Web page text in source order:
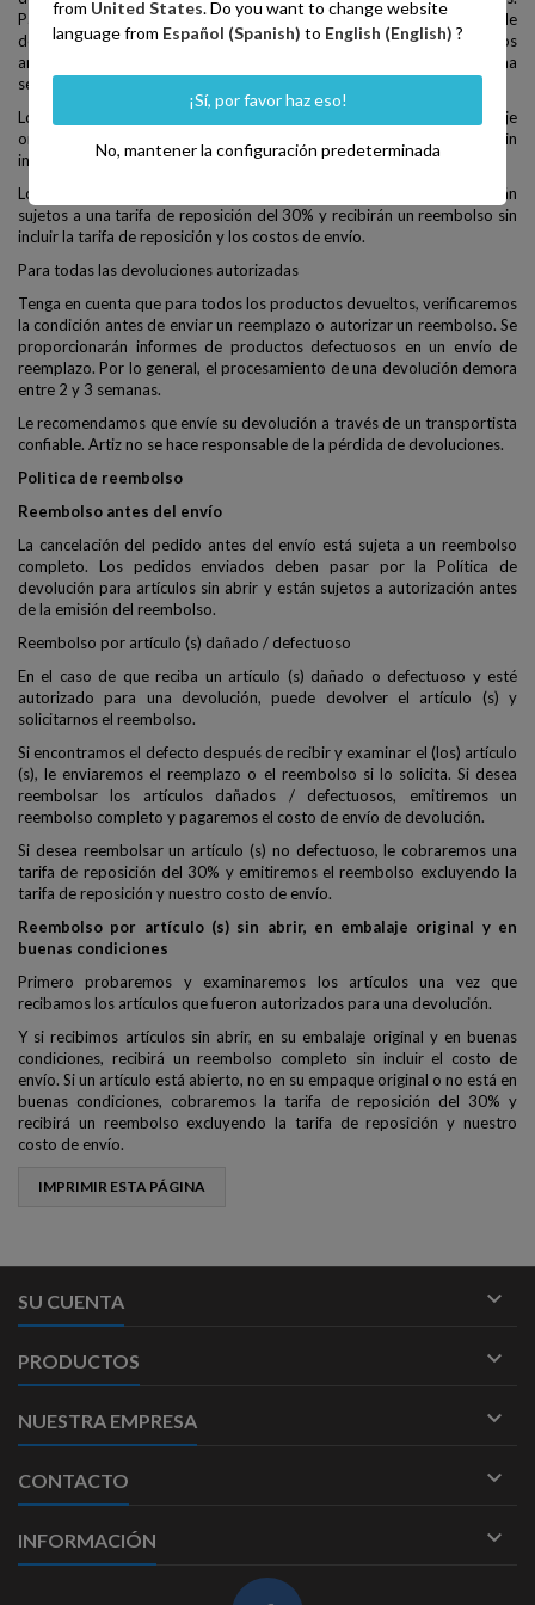
Para devoluciones autorizadas, se le proporcionará la información de
devolución, incluida la dirección de devolución a la que devolver los
artículos. Los artículos deben estar embalados y envueltos de forma
segura.
Los clientes que devuelvan un artículo sin abrir que esté en su embalaje
original y en buenas condiciones recibirán un reembolso completo sin
incluir el costo de envío.
Los artículos abiertos o que no estén en buenas condiciones están
sujetos a una tarifa de reposición del 30% y recibirán un reembolso sin
incluir la tarifa de reposición y los costos de envío.
Para todas las devoluciones autorizadas
Tenga en cuenta que para todos los productos devueltos, verificaremos
la condición antes de enviar un reemplazo o autorizar un reembolso. Se
proporcionarán informes de productos defectuosos en un envío de
reemplazo. Por lo general, el procesamiento de una devolución demora
entre 2 y 3 semanas.
Le recomendamos que envíe su devolución a través de un transportista
confiable. Artiz no se hace responsable de la pérdida de devoluciones.
Politica de reembolso
Reembolso antes del envío
La cancelación del pedido antes del envío está sujeta a un reembolso
completo. Los pedidos enviados deben pasar por la Política de
devolución para artículos sin abrir y están sujetos a autorización antes
de la emisión del reembolso.
Reembolso por artículo (s) dañado / defectuoso
En el caso de que reciba un artículo (s) dañado o defectuoso y esté
autorizado para una devolución, puede devolver el artículo (s) y
solicitarnos el reembolso.
Si encontramos el defecto después de recibir y examinar el (los) artículo
(s), le enviaremos el reemplazo o el reembolso si lo solicita. Si desea
reembolsar los artículos dañados / defectuosos, emitiremos un
reembolso completo y pagaremos el costo de envío de devolución.
Si desea reembolsar un artículo (s) no defectuoso, le cobraremos una
tarifa de reposición del 30% y emitiremos el reembolso excluyendo la
tarifa de reposición y nuestro costo de envío.
Reembolso por artículo (s) sin abrir, en embalaje original y en
buenas condiciones
Primero probaremos y examinaremos los artículos una vez que
recibamos los artículos que fueron autorizados para una devolución.
Y si recibimos artículos sin abrir, en su embalaje original y en buenas
condiciones, recibirá un reembolso completo sin incluir el costo de
envío. Si un artículo está abierto, no en su empaque original o no está en
buenas condiciones, cobraremos la tarifa de reposición del 30% y
recibirá un reembolso excluyendo la tarifa de reposición y nuestro
costo de envío.
SU CUENTA 
PRODUCTOS 
NUESTRA EMPRESA 
CONTACTO 
INFORMACIÓN 
from United States. Do you want to change website
language from Español (Spanish) to English (English) ?
¡Sí, por favor haz eso!
No, mantener la configuración predeterminada